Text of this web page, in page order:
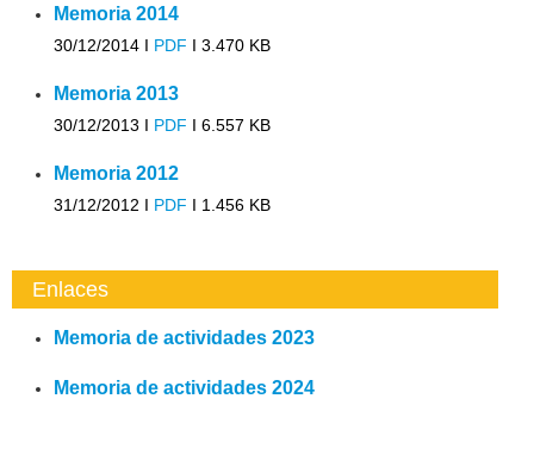
Memoria 2014
30/12/2014 I PDF I 3.470 KB
Memoria 2013
30/12/2013 I PDF I 6.557 KB
Memoria 2012
31/12/2012 I PDF I 1.456 KB
Enlaces
Memoria de actividades 2023
Memoria de actividades 2024